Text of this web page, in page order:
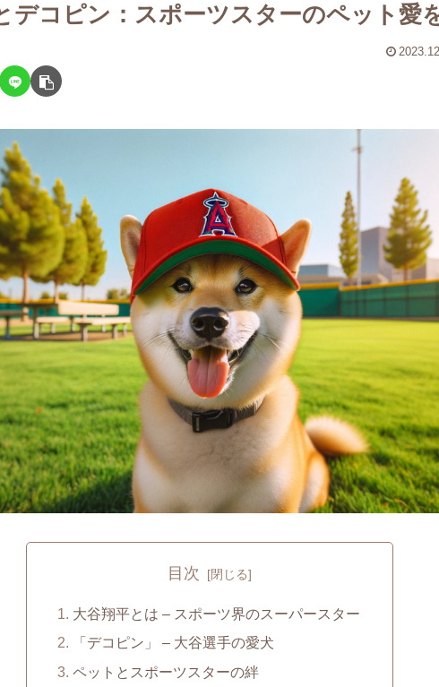
デコピン：スポーツスターのペット愛
目次
大谷翔平とは – スポーツ界のスーパースター
「デコピン」 – 大谷選手の愛犬
ペットとスポーツスターの絆